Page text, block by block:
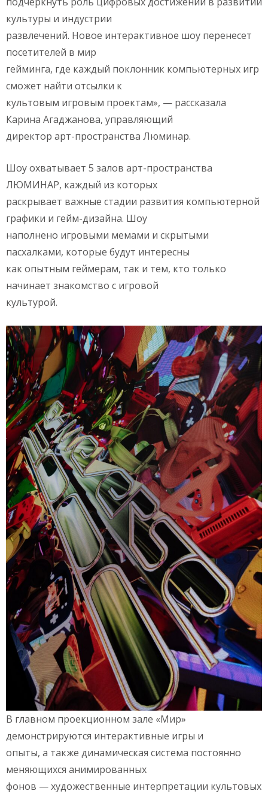
культуры и индустрии
развлечений. Новое интерактивное шоу перенесет
посетителей в мир
гейминга, где каждый поклонник компьютерных игр
сможет найти отсылки к
культовым игровым проектам», — рассказала
Карина Агаджанова, управляющий
директор арт-пространства Люминар.
Шоу охватывает 5 залов арт-пространства
ЛЮМИНАР, каждый из которых
раскрывает важные стадии развития компьютерной
графики и гейм-дизайна. Шоу
наполнено игровыми мемами и скрытыми
пасхалками, которые будут интересны
как опытным геймерам, так и тем, кто только
начинает знакомство с игровой
культурой.
В главном проекционном зале «Мир»
демонстрируются интерактивные игры и
опыты, а также динамическая система постоянно
меняющихся анимированных
фонов — художественные интерпретации культовых